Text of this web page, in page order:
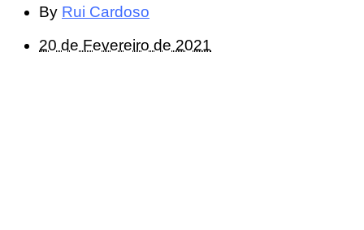
By Rui Cardoso
20 de Fevereiro de 2021